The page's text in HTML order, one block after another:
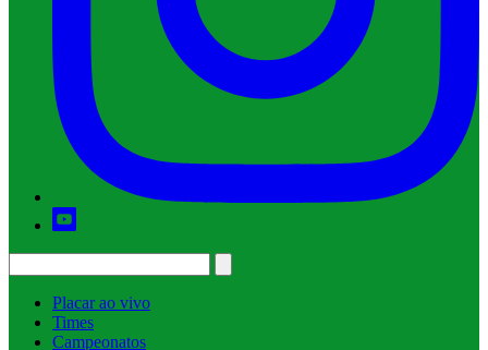
Placar ao vivo
Times
Campeonatos